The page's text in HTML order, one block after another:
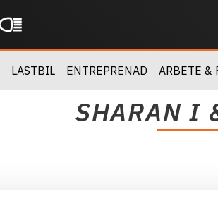
LASTBIL ENTREPRENAD ARBETE &
SHARAN